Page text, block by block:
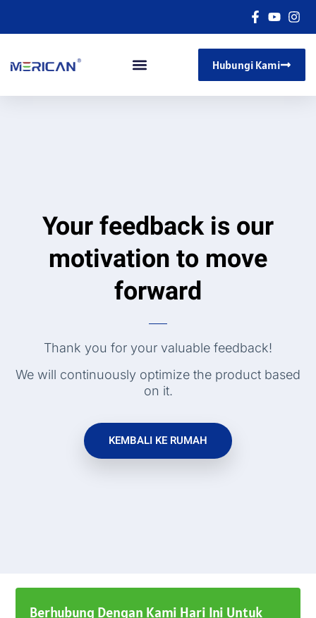
Hubungi Kami
Your feedback is our
motivation to move
forward
Thank you for your valuable feedback!
We will continuously optimize the product based
on it.
KEMBALI KE RUMAH
Berhubung Dengan Kami Hari Ini Untuk